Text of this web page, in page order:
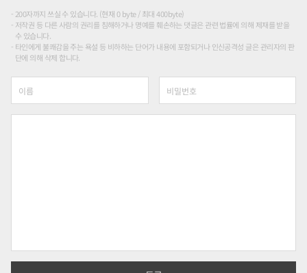
200자까지 쓰실 수 있습니다. (현재 0 byte / 최대 400byte)
저작권 등 다른 사람의 권리를 침해하거나 명예를 훼손하는 댓글은 관련 법률에 의해 제재를 받을
수 있습니다.
타인에게 불쾌감을 주는 욕설 등 비하하는 단어가 내용에 포함되거나 인신공격성 글은 관리자의 판
단에 의해 삭제 합니다.